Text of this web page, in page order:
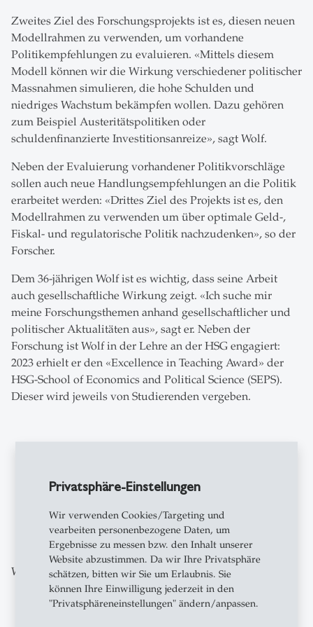
Privatsphäre-Einstellungen
Wir verwenden Cookies/Targeting und
vearbeiten personenbezogene Daten, um
Ergebnisse zu messen bzw. den Inhalt unserer
Website abzustimmen. Da wir Ihre Privatsphäre
schätzen, bitten wir Sie um Erlaubnis. Sie
können Ihre Einwilligung jederzeit in den
"Privatsphäreneinstellungen" ändern/anpassen.
Zweites Ziel des Forschungsprojekts ist es, diesen neuen
Modellrahmen zu verwenden, um vorhandene
Politikempfehlungen zu evaluieren. «Mittels diesem
Modell können wir die Wirkung verschiedener politischer
Massnahmen simulieren, die hohe Schulden und
niedriges Wachstum bekämpfen wollen. Dazu gehören
zum Beispiel Austeritätspolitiken oder
schuldenfinanzierte Investitionsanreize», sagt Wolf.
Neben der Evaluierung vorhandener Politikvorschläge
sollen auch neue Handlungsempfehlungen an die Politik
erarbeitet werden: «Drittes Ziel des Projekts ist es, den
Modellrahmen zu verwenden um über optimale Geld-,
Fiskal- und regulatorische Politik nachzudenken», so der
Forscher.
Dem 36-jährigen Wolf ist es wichtig, dass seine Arbeit
auch gesellschaftliche Wirkung zeigt. «Ich suche mir
meine Forschungsthemen anhand gesellschaftlicher und
politischer Aktualitäten aus», sagt er. Neben der
Forschung ist Wolf in der Lehre an der HSG engagiert:
2023 erhielt er den «Excellence in Teaching Award» der
HSG-School of Economics and Political Science (SEPS).
Dieser wird jeweils von Studierenden vergeben.
zum Newsroom
Weitere Beiträge aus der gleichen Kategorie